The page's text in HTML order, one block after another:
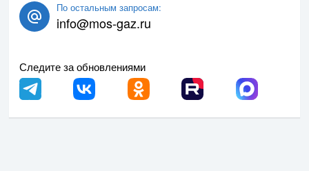
По остальным запросам:
info@mos-gaz.ru
Следите за обновлениями